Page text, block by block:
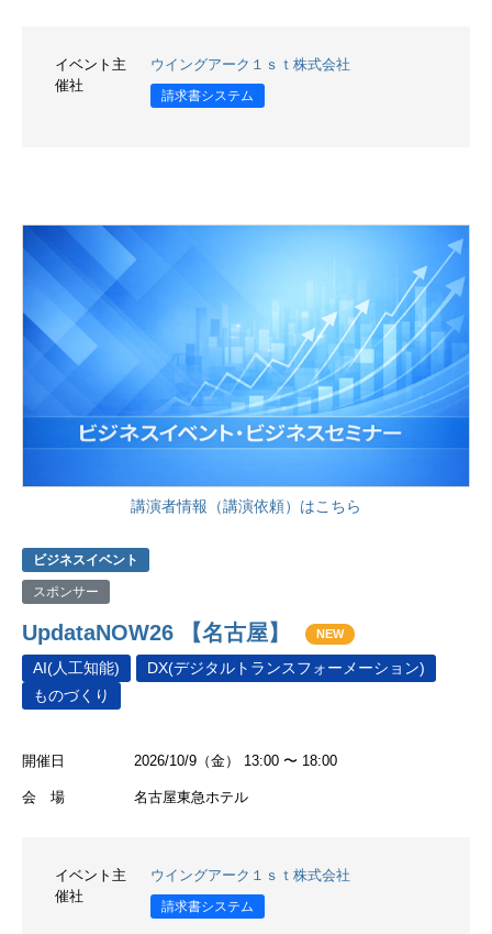
イベント主
催社
ウイングアーク１ｓｔ株式会社
請求書システム
講演者情報（講演依頼）はこちら
ビジネスイベント
スポンサー
UpdataNOW26 【名古屋】 NEW
AI(人工知能)
DX(デジタルトランスフォーメーション)
ものづくり
開催日 2026/10/9（金） 13:00 〜 18:00
会 場 名古屋東急ホテル
イベント主
催社
ウイングアーク１ｓｔ株式会社
請求書システム